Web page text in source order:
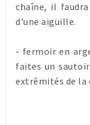
chaîne, il
d'une aiguille.
- fermoir en
faites un
extrêmités de la